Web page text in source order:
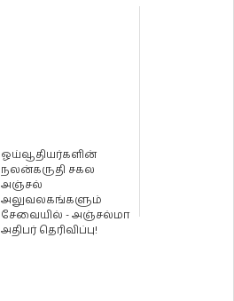
ஓய்வூதியர்களின்
நலன்கருதி சகல
அஞ்சல்
அலுவலகங்களும்
சேவையில் - அஞ்சல்மா
அதிபர் தெரிவிப்பு!